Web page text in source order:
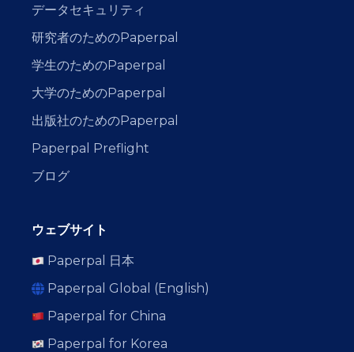
データセキュリティ
研究者のためのPaperpal
学生のためのPaperpal
大学のためのPaperpal
出版社のためのPaperpal
Paperpal Preflight
ブログ
ウェブサイト
Paperpal 日本
Paperpal Global (English)
Paperpal for China
Paperpal for Korea